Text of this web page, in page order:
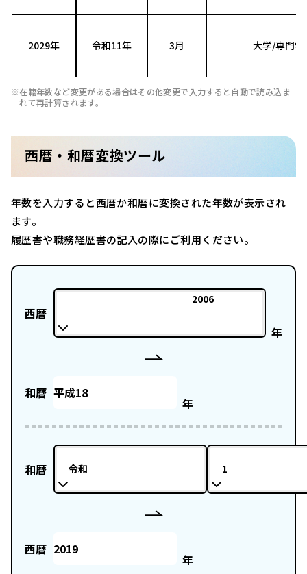
2029年 令和11年 3月 大学/専門学
在籍年数など変更がある場合はその他変更で入力すると自動で読み込ま
れて再計算されます。
西暦・和暦変換ツール
年数を入力すると西暦か和暦に変換された年数が表示され
ます。
履歴書や職務経歴書の記入の際にご利用ください。
西暦
2006
年
和暦
年
和暦 令和 1
西暦
年